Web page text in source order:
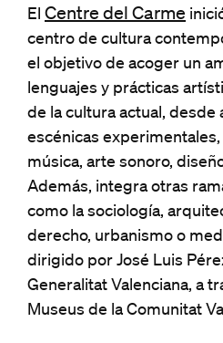
El Centre del Carme
centro de cultura
el objetivo de acoger un
lenguajes y prácticas
de la cultura actual, desde
escénicas
música, arte sonoro,
Además, integra otras
como la sociología,
derecho, urbanismo o
dirigido por José Luis
Generalitat Valenciana, a
Museus de la Comunitat